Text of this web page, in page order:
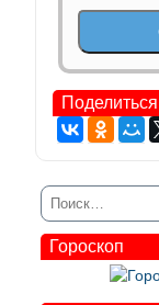
Поделиться
Гороскоп